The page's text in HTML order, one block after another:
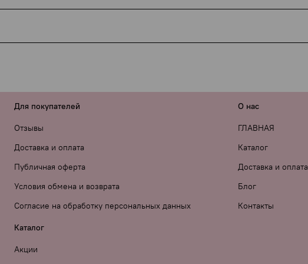
ни намёков на интимную тематику нет.
посылки.
Для покупателей
Отзывы
Доставка и оплата
Публичная оферта
Условия обмена и возврата
Согласие на обработку персональных данных
О нас
ГЛАВНАЯ
Каталог
Доставка и оплата
Блог
Контакты
Каталог
Акции